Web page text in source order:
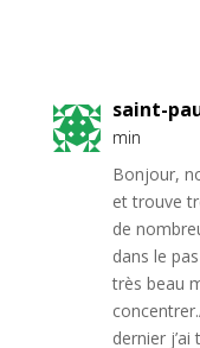
saint-
min
Bonjour,
et trouve
de
dans le
très beau
dernier